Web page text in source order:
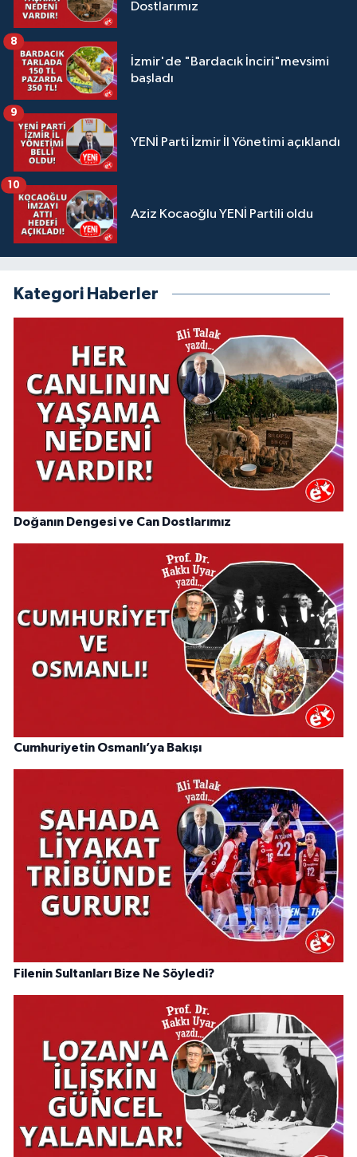
Dostlarımız
İzmir'de "Bardacık İnciri"mevsimi
başladı
8
YENİ Parti İzmir İl Yönetimi açıklandı
9
Aziz Kocaoğlu YENİ Partili oldu
10
Kategori Haberler
Doğanın Dengesi ve Can Dostlarımız
Cumhuriyetin Osmanlı’ya Bakışı
Filenin Sultanları Bize Ne Söyledi?